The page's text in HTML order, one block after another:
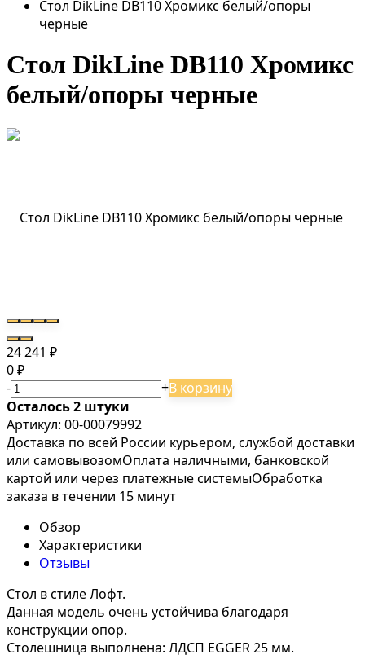
Стол DikLine DB110 Хромикс белый/опоры
черные
Стол DikLine DB110 Хромикс
белый/опоры черные
24 241 ₽
0 ₽
- +В корзину
Осталось 2 штуки
Артикул: 00-00079992
Доставка по всей России курьером, службой доставки
или самовывозомОплата наличными, банковской
картой или через платежные системыОбработка
заказа в течении 15 минут
Обзор
Характеристики
Отзывы
Стол в стиле Лофт.
Данная модель очень устойчива благодаря
конструкции опор.
Столешница выполнена: ЛДСП EGGER 25 мм.